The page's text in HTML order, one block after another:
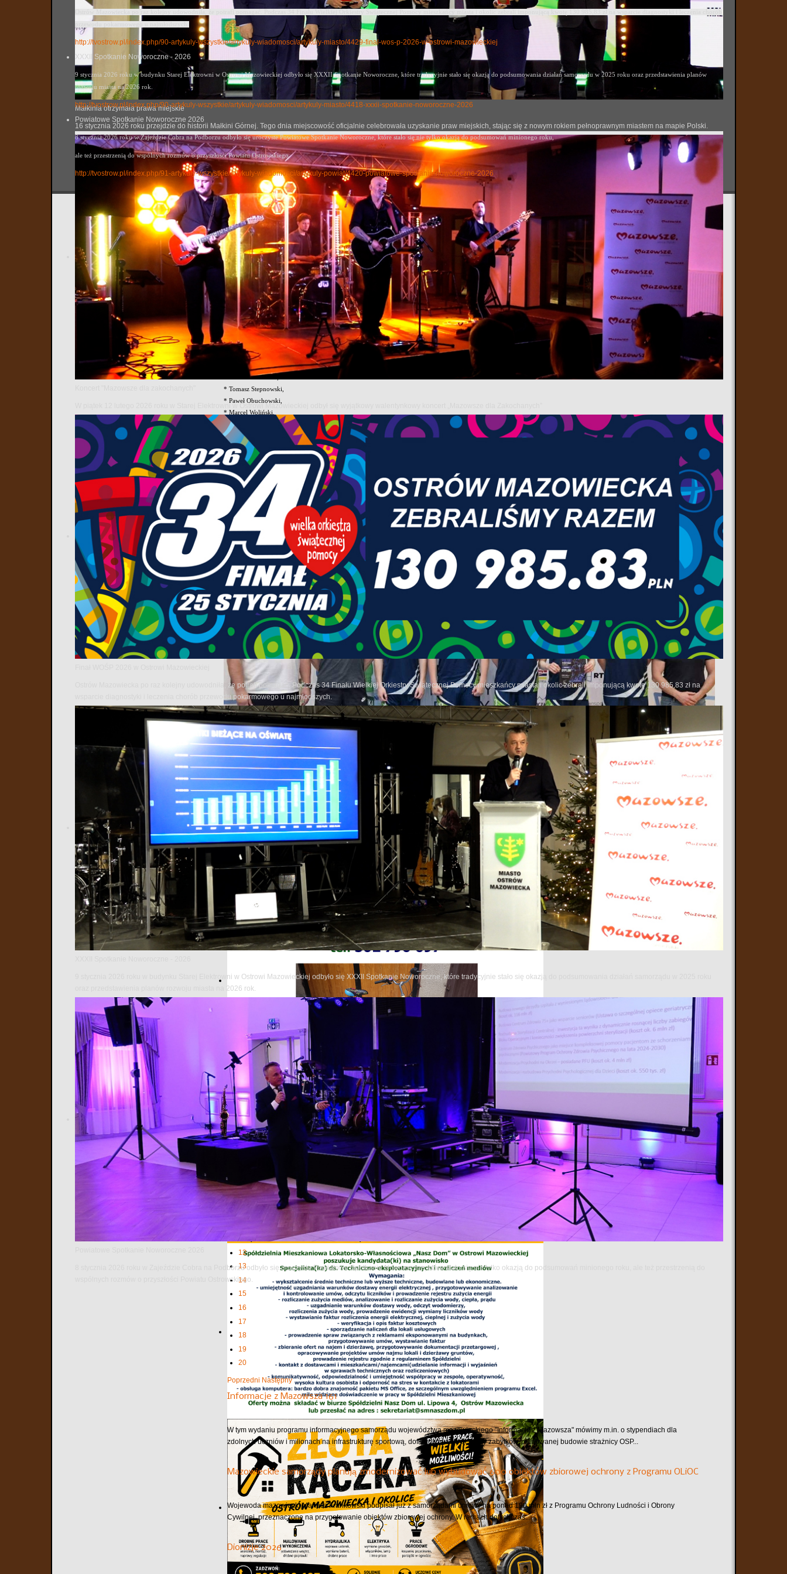
Małkinia otrzymała prawa miejskie
16 stycznia 2026 roku przejdzie do historii Małkini Górnej. Tego dnia miejscowość oficjalnie celebrowała uzyskanie praw miejskich, stając się z nowym rokiem pełnoprawnym miastem na mapie Polski.
W piątek 12 lutego 2026 roku w Starej Elektrowni w Ostrowi Mazowieckiej odbył się wyjątkowy walentynkowy koncert „Mazowsze dla Zakochanych”
Ostrów Mazowiecka po raz kolejny udowodniła, że potrafi pomagać. Podczas 34 Finału Wielkiej Orkiestry Świątecznej Pomocy mieszkańcy miasta i okolic zebrali imponującą kwotę 130 985,83 zł na
wsparcie diagnostyki i leczenia chorób przewodu pokarmowego u najmłodszych.
9 stycznia 2026 roku w budynku Starej Elektrowni w Ostrowi Mazowieckiej odbyło się XXXII Spotkanie Noworoczne, które tradycyjnie stało się okazją do podsumowania działań samorządu w 2025 roku
oraz przedstawienia planów rozwoju miasta na 2026 rok.
8 stycznia 2026 roku w Zajeździe Cobra na Podborzu odbyło się uroczyste Powiatowe Spotkanie Noworoczne, które stało się nie tylko okazją do podsumowań minionego roku, ale też przestrzenią do
wspólnych rozmów o przyszłości Powiatu Ostrowskiego.
http://tvostrow.pl/index.php/90-artykuly-wszystkie/artykuly-wiadomosci/artykuly-miasto/4429-final-wos-p-2026-w-ostrowi-mazowieckiej
XXXII Spotkanie Noworoczne - 2026
9 stycznia 2026 roku w budynku Starej Elektrowni w Ostrowi Mazowieckiej odbyło się XXXII Spotkanie Noworoczne, które tradycyjnie stało się okazjądo podsumowania działań samorządu w 2025 roku oraz przedstawienia planów
rozwoju miasta na 2026 rok.
http://tvostrow.pl/index.php/90-artykuly-wszystkie/artykuly-wiadomosci/artykuly-miasto/4418-xxxii-spotkanie-noworoczne-2026
Powiatowe Spotkanie Noworoczne 2026
8 stycznia 2026 roku w Zajeździe Cobra na Podborzu odbyło się uroczyste Powiatowe Spotkanie Noworoczne, które stało się nie tylko okazją do podsumowań minionego roku,
ale też przestrzenią do wspólnych rozmów o przyszłości Powiatu Ostrowskiego.
http://tvostrow.pl/index.php/91-artykuly-wszystkie/artykuly-wiadomosci/artykuly-powiat/4420-powiatowe-spotkanie-noworoczne-2026
Czwarte miejsce drużyny z Ostrowi Mazowieckiej w Finale Ogólnopolskim Licealiady w koszykówce 3x3
tvostrow
Utworzono: 09 czerwiec 2026
3 czerwca w Nowym Sączu odbył się Finał Ogólnopolski Licealiady w koszykówce 3x3, w którym rywalizowały najlepsze drużyny szkolne z całej Polski. Wśród finalistów znalazła
się reprezentacja Zespołu Szkół Nr 1 w Ostrowi Mazowieckiej „Rubinek”, która po ambitnej walce zajęła wysokie 4. miejsce.
Awans do finału krajowego był już dużym osiągnięciem, a zajęcie czwartego miejsca w gronie najlepszych zespołów w Polsce potwierdziło wysoki poziom sportowy oraz doskonałe
przygotowanie naszej reprezentacji. Zawodnicy przez cały turniej prezentowali duże zaangażowanie, waleczność i umiejętności, godnie reprezentując swoją szkołę oraz Ostrów
Mazowiecką.
Szkołę reprezentowali:
* Jakub Helcbergiel – kapitan drużyny,
* Michał Domański,
* Tomasz Stepnowski,
* Paweł Obuchowski,
* Marcel Woliński.
Opiekunem i trenerem zespołu był Grzegorz Helcbergiel.
Serdecznie gratulujemy zawodnikom oraz trenerowi osiągniętego wyniku. Życzymy kolejnych sukcesów sportowych i powodzenia w następnych rozgrywkach.
Źródło zdjęcia: Starostwo Powiatowe w Ostrowi Mazowieckiej
Najnowsze artykuły
1
2
3
4
7
8
9
11
12
13
14
15
16
17
18
19
20
Poprzedni Następny
Informacje z Mazowsza 161
W tym wydaniu programu informacyjnego samorządu województwa mazowieckiego "Informacje z Mazowsza" mówimy m.in. o stypendiach dla
zdolnych uczniów i milionach na infrastrukturę sportową, dofinansowaniu ochrony zabytków, planowanej budowie strażnicy OSP...
Mazowieckie samorządy planują zmodernizować lub wybudować 600 obiektów zbiorowej ochrony z Programu OLiOC
Wojewoda mazowiecki Mariusz Frankowski podpisał już z samorządami umowy na ponad 190 mln zł z Programu Ochrony Ludności i Obrony
Cywilnej, przeznaczone na przygotowanie obiektów zbiorowej ochrony. W ramach dotychczas...
Dionizje 2026